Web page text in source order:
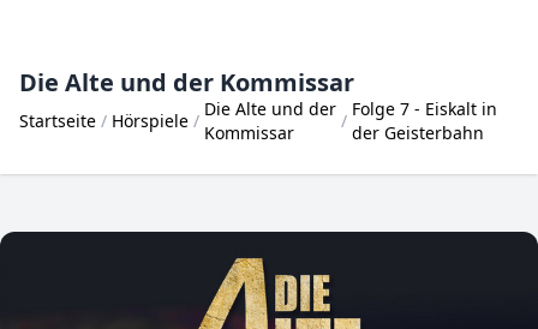
Die Alte und der Kommissar
Startseite Hörspiele
Die Alte und der
Kommissar
Folge 7 - Eiskalt in
der Geisterbahn